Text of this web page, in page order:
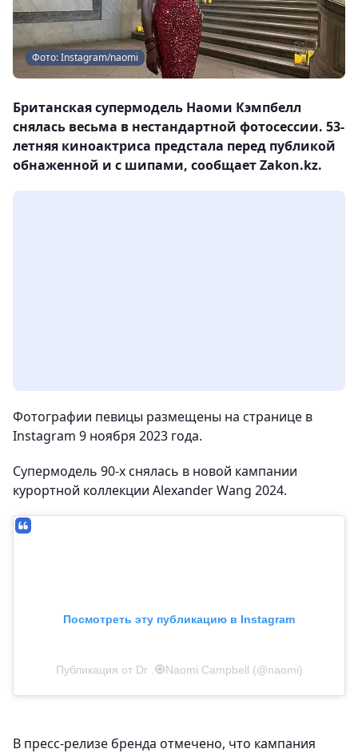
Фото: Instagram/naomi
Британская супермодель Наоми Кэмпбелл
снялась весьма в нестандартной фотосессии. 53-
летняя киноактриса предстала перед публикой
обнаженной и с шипами, сообщает Zakon.kz.
Фотографии певицы размещены на странице в
Instagram 9 ноября 2023 года.
Супермодель 90-х снялась в новой кампании
курортной коллекции Alexander Wang 2024.
Посмотреть эту публикацию в Instagram
Публикация от Dr .🧿Naomi Campbell (@naomi)
В пресс-релизе бренда отмечено, что кампания